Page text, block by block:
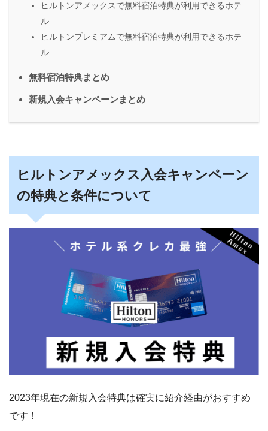
ヒルトンアメックスで無料宿泊特典が利用できるホテ
ル
ヒルトンプレミアムで無料宿泊特典が利用できるホテ
ル
無料宿泊特典まとめ
新規入会キャンペーンまとめ
ヒルトンアメックス入会キャンペーン
の特典と条件について
2023年現在の新規入会特典は確実に紹介経由がおすすめ
です！